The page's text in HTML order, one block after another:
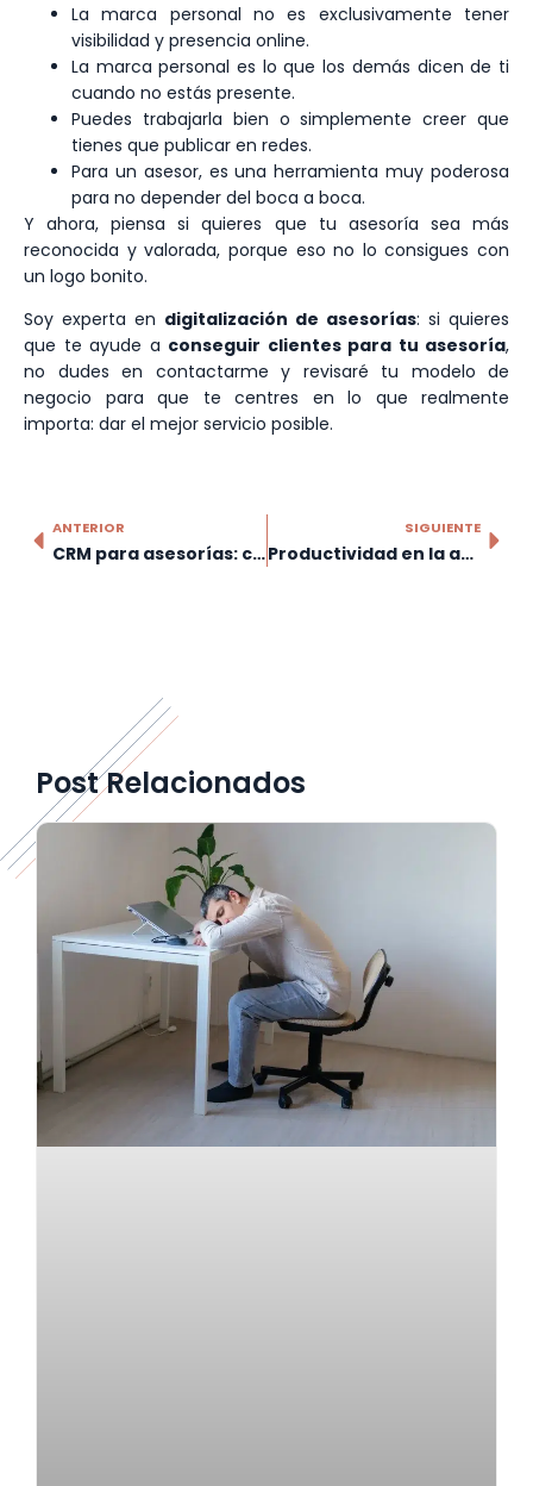
La marca personal no es exclusivamente tener
visibilidad y presencia online.
La marca personal es lo que los demás dicen de ti
cuando no estás presente.
Puedes trabajarla bien o simplemente creer que
tienes que publicar en redes.
Para un asesor, es una herramienta muy poderosa
para no depender del boca a boca.
Y ahora, piensa si quieres que tu asesoría sea más
reconocida y valorada, porque eso no lo consigues con
un logo bonito.
Soy experta en digitalización de asesorías: si quieres
que te ayude a conseguir clientes para tu asesoría,
no dudes en contactarme y revisaré tu modelo de
negocio para que te centres en lo que realmente
importa: dar el mejor servicio posible.
ANTERIOR
CRM para asesorías: cómo gestionar tus clientes sin perder ningún seguimiento
SIGUIENTE
Productividad en la asesoría: cómo salir de la trampa del trimestre eterno
Post Relacionados